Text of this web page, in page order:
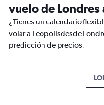
vuelo de Londres
¿Tienes un calendario
volar a Leópolisdesde
predicción de precios.